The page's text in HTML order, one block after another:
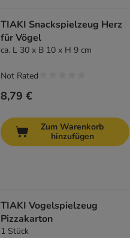
TIAKI Snackspielzeug Herz
für Vögel
ca. L 30 x B 10 x H 9 cm
8,79 €
Not Rated
Zum Warenkorb
hinzufügen
TIAKI Vogelspielzeug
Pizzakarton
1 Stück